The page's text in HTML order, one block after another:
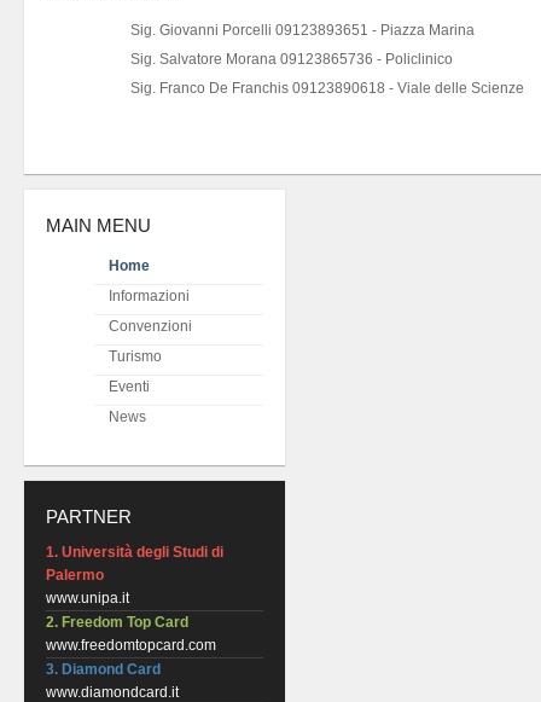
Sig. Giovanni Porcelli 09123893651 - Piazza Marina
Sig. Salvatore Morana 09123865736 - Policlinico
Sig. Franco De Franchis 09123890618 - Viale delle Scienze
MAIN MENU
Home
Informazioni
Convenzioni
Turismo
Eventi
News
PARTNER
1. Università degli Studi di
Palermo
www.unipa.it
2. Freedom Top Card
www.freedomtopcard.com
3. Diamond Card
www.diamondcard.it